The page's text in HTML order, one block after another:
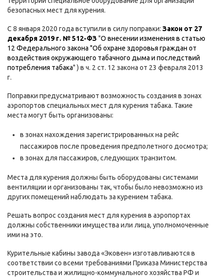
безопасных мест для курения.
С 8 января 2020 года вступили в силу поправки: Закон от 27
декабря 2019 г. № 512-ФЗ "О внесении изменения в статью
12 Федерального закона "Об охране здоровья граждан от
воздействия окружающего табачного дыма и последствий
потребления табака" ) в ч. 2 ст. 12 закона от 23 февраля 2013
г.
Поправки предусматривают возможность создания в зонах
аэропортов специальных мест для курения табака. Такие
места могут быть организованы:
в зонах нахождения зарегистрированных на рейс
пассажиров после проведения предполетного досмотра;
в зонах для пассажиров, следующих транзитом.
Места для курения должны быть оборудованы системами
вентиляции и организованы так, чтобы было невозможно из
других помещений наблюдать за курением табака.
Решать вопрос создания мест для курения в аэропортах
должны собственники имущества или лица, уполномоченные
ими на это.
Курительные кабины завода «Эковен» изготавливаются в
соответствии со всеми требованиями Приказа Министерства
строительства и жилищно-коммунального хозяйства РФ и